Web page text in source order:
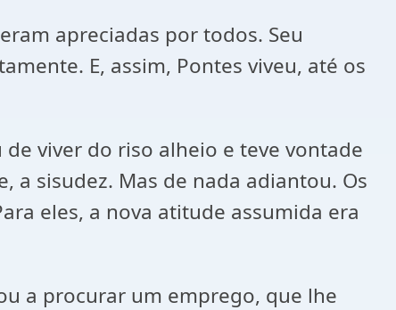
por todos. Seu
E, assim, Pontes viveu, até os
do riso alheio e teve vontade
a sisudez. Mas de nada adiantou. Os
eles, a nova atitude assumida era
um emprego, que lhe